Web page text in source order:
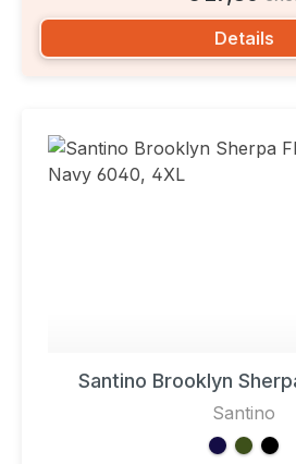
Details
Santino Brooklyn
Santino